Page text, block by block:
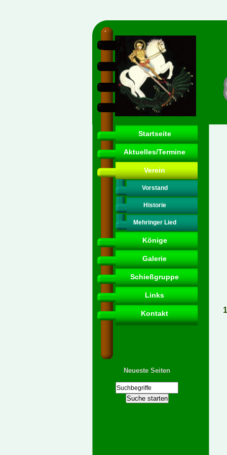
Startseite
Aktuelles/Termine
Verein
Vorstand
Historie
Mehringer Lied
Könige
Galerie
Schießgruppe
Links
Kontakt
Neueste Seiten